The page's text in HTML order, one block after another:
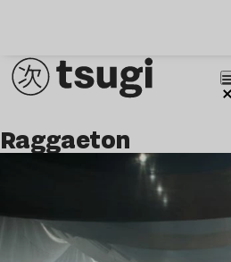
raggaeton